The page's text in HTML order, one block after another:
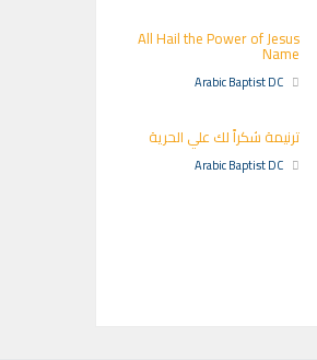
All Hail the Power of Jesus
Name
Arabic Baptist DC
ترنيمة شكراً لك علي الحرية
Arabic Baptist DC